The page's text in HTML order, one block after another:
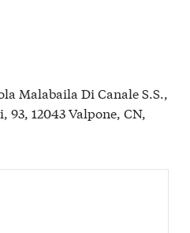
Malabaila Di Canale S.S.,
12043 Valpone, CN,